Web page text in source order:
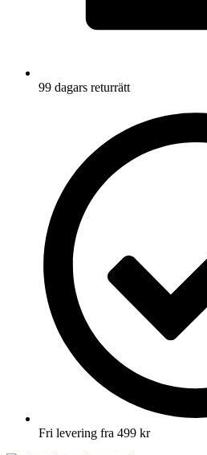
99 dagars returrätt
Fri levering fra 499 kr